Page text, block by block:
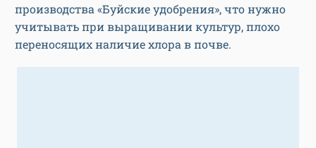
производства «Буйские удобрения», что нужно
учитывать при выращивании культур, плохо
переносящих наличие хлора в почве.